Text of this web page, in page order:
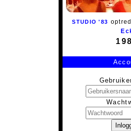
STUDIO '83